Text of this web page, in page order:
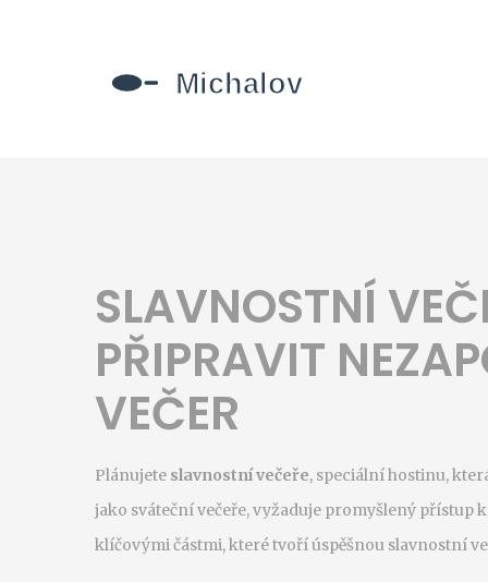
SLAVNOSTNÍ
PŘIPRAVIT
VEČER
Plánujete slavnostní večeře, speciální hostinu,
jako sváteční večeře, vyžaduje promyšlený přístup
klíčovými částmi, které tvoří úspěšnou slavnostní